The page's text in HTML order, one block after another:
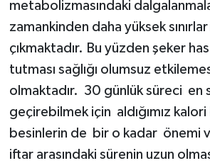
metabolizmasındaki
zamankinden daha yüksek sınırlar
çıkmaktadır. Bu yüzden şeker
tutması sağlığı olumsuz
olmaktadır. 30 günlük süreci en
geçirebilmek için aldığımız
besinlerin de bir o kadar önemi
iftar arasındaki sürenin uzun
Kadın
Teknoloji
Yerel Haber
Akhisar Emlak
Ülke